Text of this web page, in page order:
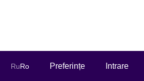
RuRo Preferințe Intrare